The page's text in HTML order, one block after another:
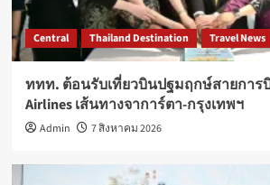
Central Thailand Destination Travel News
ททท. ต้อนรับเที่ยวบินปฐมฤกษ์สายการบิ
Airlines เส้นทางจาการ์ตา-กรุงเทพฯ
Admin 7 สิงหาคม 2026